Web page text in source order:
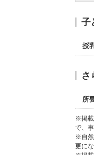
子
授
さ
所
※掲載
で、
※自然
更に